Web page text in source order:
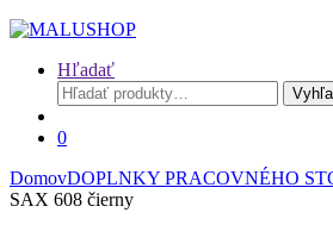
Hľadať
Hľadať:
0
DomovDOPLNKY PRACOVNÉHO
SAX 608 čierny